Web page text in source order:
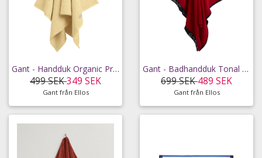
Gant - Handduk Organic Premium 70x140 cm - Gul - 70X140
499 SEK349 SEK
Gant från Ellos
Gant - Badhandduk Tonal Stripe - Röd - 100x180
699 SEK489 SEK
Gant från Ellos